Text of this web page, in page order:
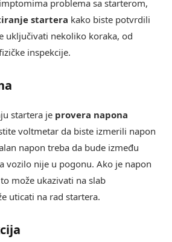
problema sa starterom,
startera kako biste potvrdili
uključivati nekoliko koraka, od
inspekcije.
startera je provera napona
voltmetar da biste izmerili napon
napon treba da bude između
vozilo nije u pogonu. Ako je napon
može ukazivati na slab
uticati na rad startera.